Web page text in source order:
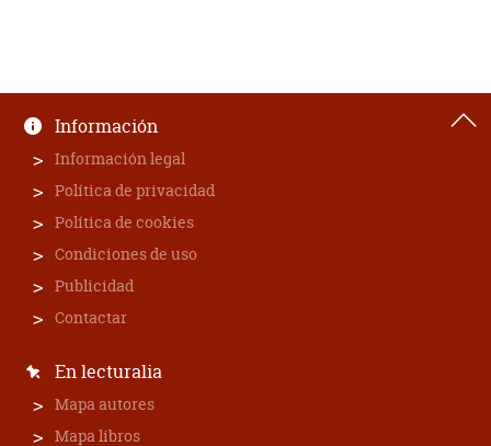
Información
Información legal
Política de privacidad
Política de cookies
Condiciones de uso
Publicidad
Contactar
En lecturalia
Mapa autores
Mapa libros